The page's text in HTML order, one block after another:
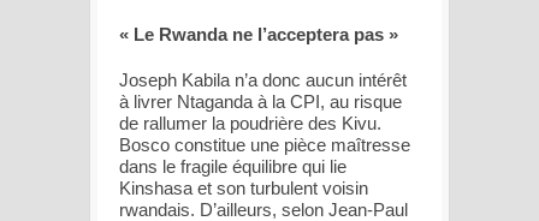
« Le Rwanda ne l’acceptera pas »
Joseph Kabila n’a donc aucun intérêt
à livrer Ntaganda à la CPI, au risque
de rallumer la poudrière des Kivu.
Bosco constitue une pièce maîtresse
dans le fragile équilibre qui lie
Kinshasa et son turbulent voisin
rwandais. D’ailleurs, selon Jean-Paul